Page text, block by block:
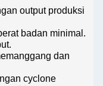
output produksi
badan minimal.
dan
cyclone